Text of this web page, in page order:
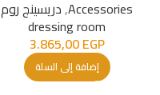
Accessories
,دريسينج روم
dressing room
3.865,00EGP
إضافة إلى السلة